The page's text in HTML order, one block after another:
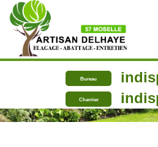
Bureau
Chantier